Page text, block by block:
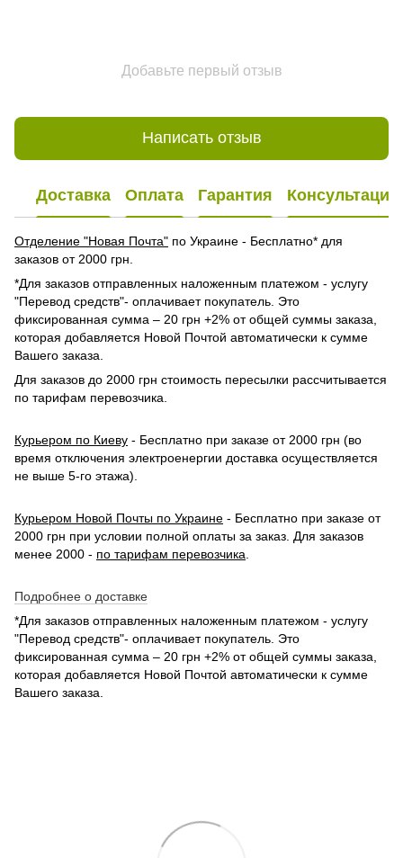
Добавьте первый отзыв
Написать отзыв
Доставка Оплата Гарантия Консультация
Отделение "Новая Почта" по Украине - Бесплатно* для
заказов от 2000 грн.
*Для заказов отправленных наложенным платежом - услугу
"Перевод средств"- оплачивает покупатель. Это
фиксированная сумма – 20 грн +2% от общей суммы заказа,
которая добавляется Новой Почтой автоматически к сумме
Вашего заказа.
Для заказов до 2000 грн стоимость пересылки рассчитывается
по тарифам перевозчика.
Курьером по Киеву - Бесплатно при заказе от 2000 грн (во
время отключения электроенергии доставка осуществляется
не выше 5-го этажа).
Курьером Новой Почты по Украине - Бесплатно при заказе от
2000 грн при условии полной оплаты за заказ. Для заказов
менее 2000 - по тарифам перевозчика
Подробнее о доставке
*Для заказов отправленных наложенным платежом - услугу
"Перевод средств"- оплачивает покупатель. Это
фиксированная сумма – 20 грн +2% от общей суммы заказа,
которая добавляется Новой Почтой автоматически к сумме
Вашего заказа.